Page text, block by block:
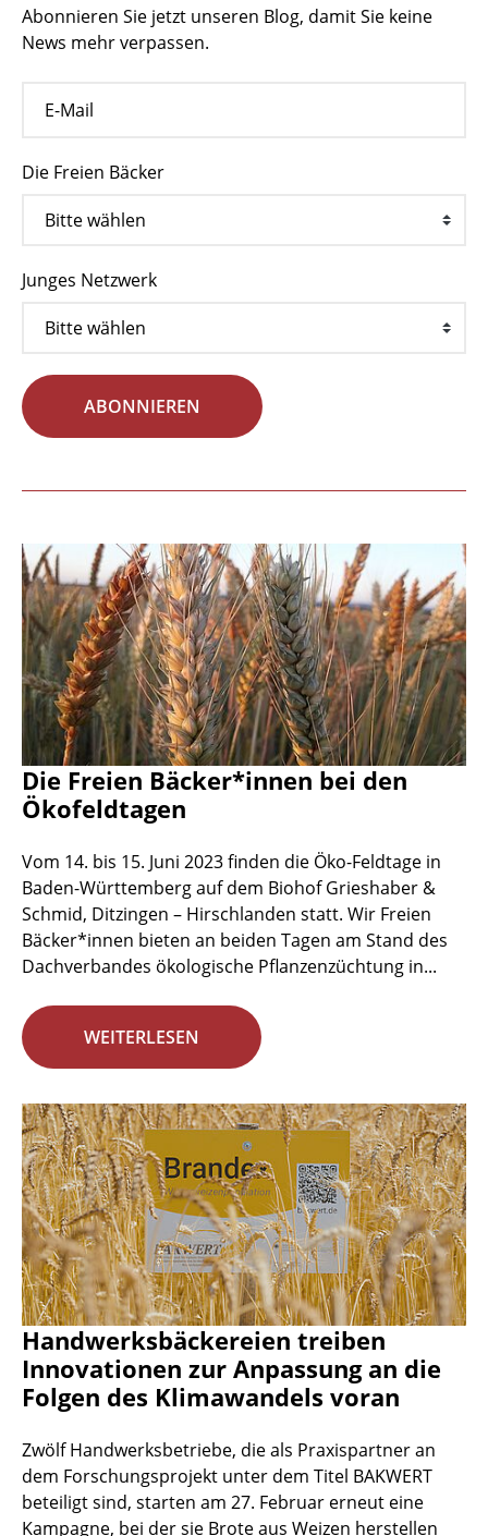
Abonnieren Sie jetzt unseren Blog, damit Sie keine
News mehr verpassen.
Die Freien Bäcker
Junges Netzwerk
ABONNIEREN
Die Freien Bäcker*innen bei den
Ökofeldtagen
Vom 14. bis 15. Juni 2023 finden die Öko-Feldtage in
Baden-Württemberg auf dem Biohof Grieshaber &
Schmid, Ditzingen – Hirschlanden statt. Wir Freien
Bäcker*innen bieten an beiden Tagen am Stand des
Dachverbandes ökologische Pflanzenzüchtung in...
WEITERLESEN
Handwerksbäckereien treiben
Innovationen zur Anpassung an die
Folgen des Klimawandels voran
Zwölf Handwerksbetriebe, die als Praxispartner an
dem Forschungsprojekt unter dem Titel BAKWERT
beteiligt sind, starten am 27. Februar erneut eine
Kampagne, bei der sie Brote aus Weizen herstellen